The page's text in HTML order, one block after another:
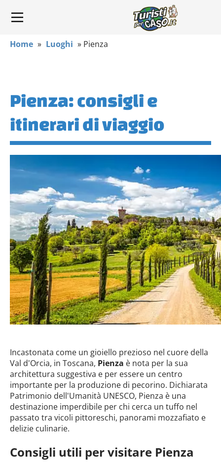
Home » Luoghi » Pienza
Pienza: consigli e
itinerari di viaggio
Incastonata come un gioiello prezioso nel cuore della
Val d'Orcia, in Toscana, Pienza è nota per la sua
architettura suggestiva e per essere un centro
importante per la produzione di pecorino. Dichiarata
Patrimonio dell'Umanità UNESCO, Pienza è una
destinazione imperdibile per chi cerca un tuffo nel
passato tra vicoli pittoreschi, panorami mozzafiato e
delizie culinarie.
Consigli utili per visitare Pienza